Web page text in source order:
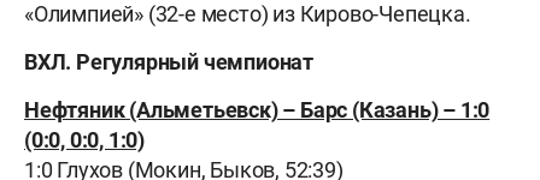
«Олимпией» (32-е место) из Кирово-Чепецка.
ВХЛ. Регулярный чемпионат
Нефтяник (Альметьевск) – Барс (Казань) – 1:0
(0:0, 0:0, 1:0)
1:0 Глухов (Мокин, Быков, 52:39)